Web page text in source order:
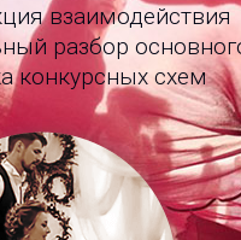
взаимодействия
разбор
конкурсных схем